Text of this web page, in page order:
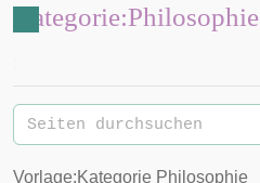
Kategorie:Philosophie
Vorlage:Kategorie Philosophie